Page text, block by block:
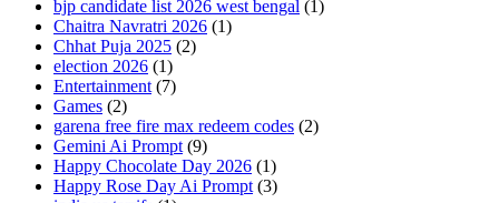
bjp candidate list 2026 west bengal (1)
Chaitra Navratri 2026 (1)
Chhat Puja 2025 (2)
election 2026 (1)
Entertainment (7)
Games (2)
garena free fire max redeem codes (2)
Gemini Ai Prompt (9)
Happy Chocolate Day 2026 (1)
Happy Rose Day Ai Prompt (3)